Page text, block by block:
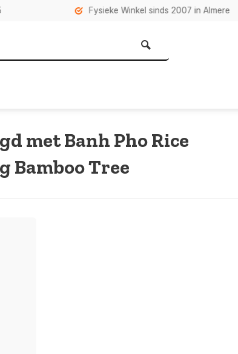
Fysieke Winkel sinds 2007 in Almere
met Banh Pho Rice
Bamboo Tree